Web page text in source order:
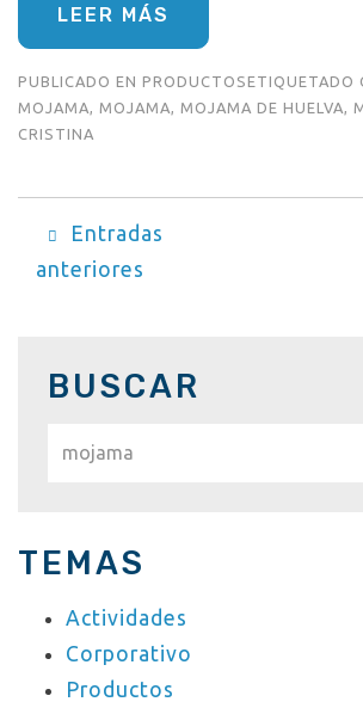
LEER MÁS
PUBLICADO EN PRODUCTOS ETIQUETADO
MOJAMA
MOJAMA MOJAMA DE HUELVA
CRISTINA
Navegación
de
Entradas
anteriores
BUSCAR
Buscar:
TEMAS
Actividades
Corporativo
Productos